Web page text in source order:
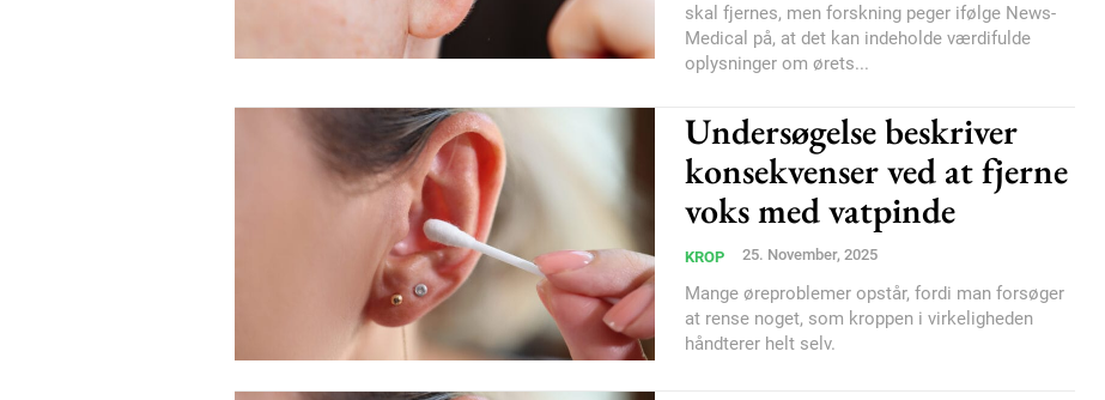
Subscription Plans
Free limited access
Gratis
Member full access
skal fjernes, men forskning peger ifølge News-
Medical på, at det kan indeholde værdifulde
oplysninger om ørets...
Undersøgelse beskriver
konsekvenser ved at fjerne
voks med vatpinde
KROP 25. November, 2025
Mange øreproblemer opstår, fordi man forsøger
at rense noget, som kroppen i virkeligheden
håndterer helt selv.